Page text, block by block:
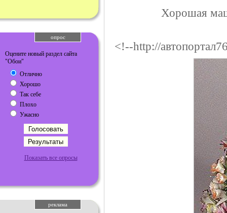
опрос
Оцените новый раздел сайта
"Обои"
Отлично
Хорошо
Так себе
Плохо
Ужасно
Показать все опросы
реклама
Хорошая
<!--http://